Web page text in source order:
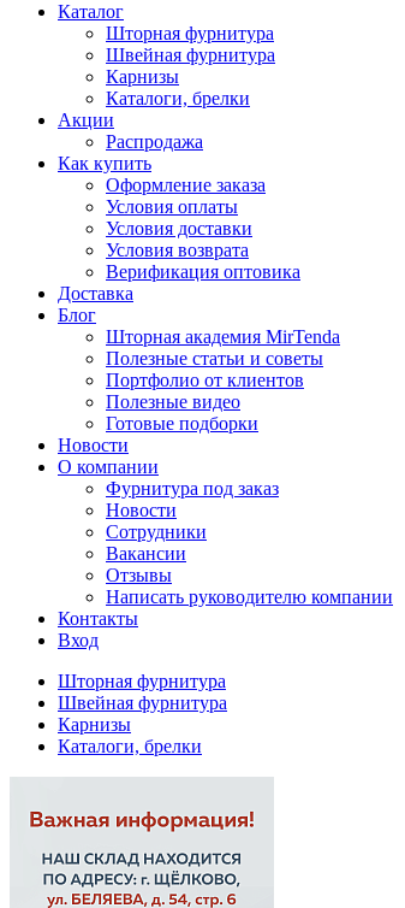
Каталог
Шторная фурнитура
Швейная фурнитура
Карнизы
Каталоги, брелки
Акции
Распродажа
Как купить
Оформление заказа
Условия оплаты
Условия доставки
Условия возврата
Верификация оптовика
Доставка
Блог
Шторная академия MirTenda
Полезные статьи и советы
Портфолио от клиентов
Полезные видео
Готовые подборки
Новости
О компании
Фурнитура под заказ
Новости
Сотрудники
Вакансии
Отзывы
Написать руководителю компании
Контакты
Вход
Шторная фурнитура
Швейная фурнитура
Карнизы
Каталоги, брелки